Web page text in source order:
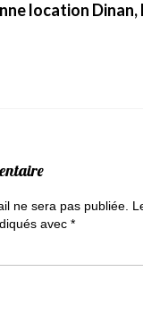
location Dinan,
ne sera pas publiée.
avec *